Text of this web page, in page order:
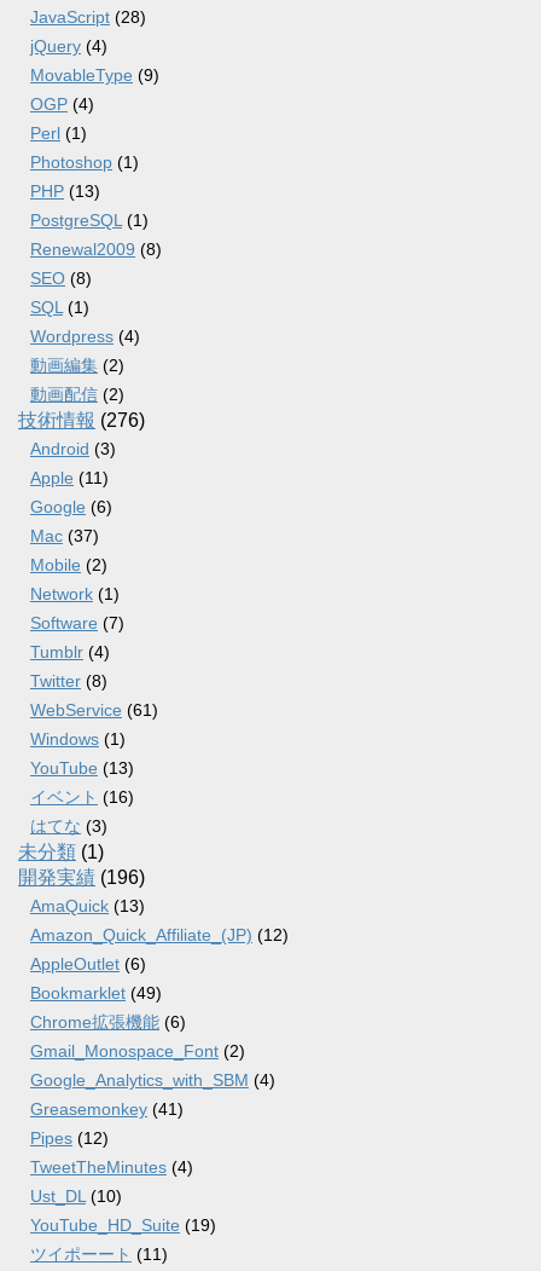
JavaScript (28)
jQuery (4)
MovableType (9)
OGP (4)
Perl (1)
Photoshop (1)
PHP (13)
PostgreSQL (1)
Renewal2009 (8)
SEO (8)
SQL (1)
Wordpress (4)
動画編集 (2)
動画配信 (2)
技術情報 (276)
Android (3)
Apple (11)
Google (6)
Mac (37)
Mobile (2)
Network (1)
Software (7)
Tumblr (4)
Twitter (8)
WebService (61)
Windows (1)
YouTube (13)
イベント (16)
はてな (3)
未分類 (1)
開発実績 (196)
AmaQuick (13)
Amazon_Quick_Affiliate_(JP) (12)
AppleOutlet (6)
Bookmarklet (49)
Chrome拡張機能 (6)
Gmail_Monospace_Font (2)
Google_Analytics_with_SBM (4)
Greasemonkey (41)
Pipes (12)
TweetTheMinutes (4)
Ust_DL (10)
YouTube_HD_Suite (19)
ツイポーート (11)